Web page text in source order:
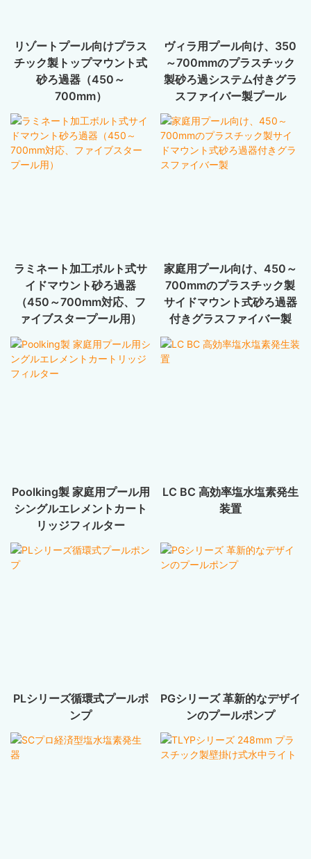
リゾートプール向けプラス
チック製トップマウント式
砂ろ過器（450～
700mm）
ヴィラ用プール向け、350
～700mmのプラスチック
製砂ろ過システム付きグラ
スファイバー製プール
ラミネート加工ボルト式サ
イドマウント砂ろ過器
（450～700mm対応、フ
ァイブスタープール用）
家庭用プール向け、450～
700mmのプラスチック製
サイドマウント式砂ろ過器
付きグラスファイバー製
Poolking製 家庭用プール用
シングルエレメントカート
リッジフィルター
LC BC 高効率塩水塩素発生
装置
PLシリーズ循環式プールポ
ンプ
PGシリーズ 革新的なデザイ
ンのプールポンプ